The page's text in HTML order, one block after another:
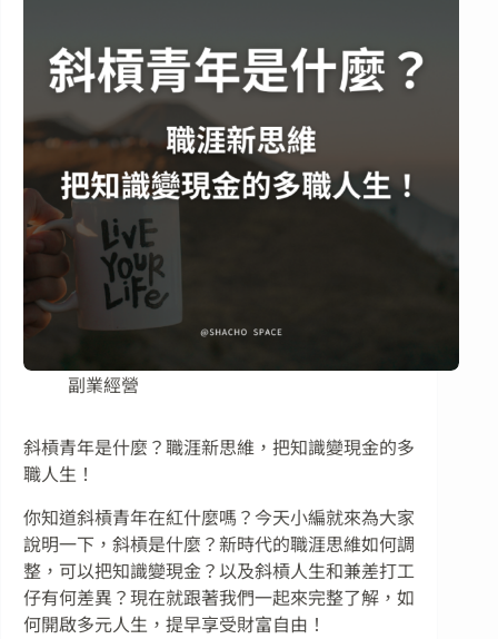
副業經營
斜槓青年是什麼？職涯新思維，把知識變現金的多
職人生！
你知道斜槓青年在紅什麼嗎？今天小編就來為大家
說明一下，斜槓是什麼？新時代的職涯思維如何調
整，可以把知識變現金？以及斜槓人生和兼差打工
仔有何差異？現在就跟著我們一起來完整了解，如
何開啟多元人生，提早享受財富自由！